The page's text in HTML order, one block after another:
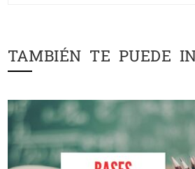
TAMBIÉN TE PUEDE